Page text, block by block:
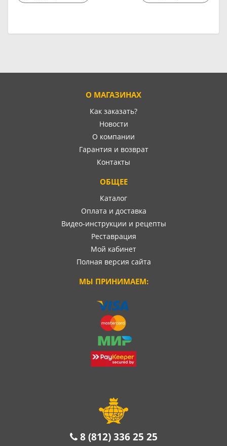
О МАГАЗИНАХ
Как заказать?
Новости
О компании
Гарантия и возврат
Контакты
ОБЩЕЕ
Каталог
Оплата и доставка
Видео-инструкции и рецепты
Реставрация
Мой кабинет
Полная версия сайта
МЫ ПРИНИМАЕМ:
8 (812) 336 25 25